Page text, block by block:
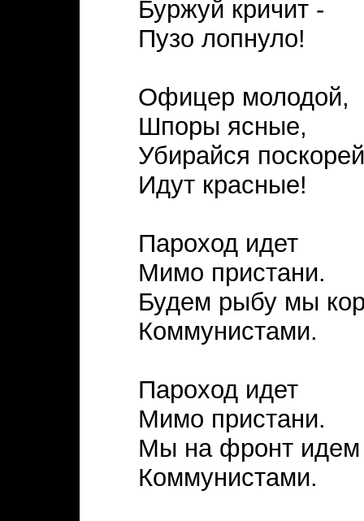
Буржуй кричит -
Пузо лопнуло!
Офицер молодой,
Шпоры ясные,
Убирайся
Идут красные!
Пароход идет
Мимо пристани.
Будем рыбу мы
Коммунистами.
Пароход идет
Мимо пристани.
Мы на фронт идем
Коммунистами.